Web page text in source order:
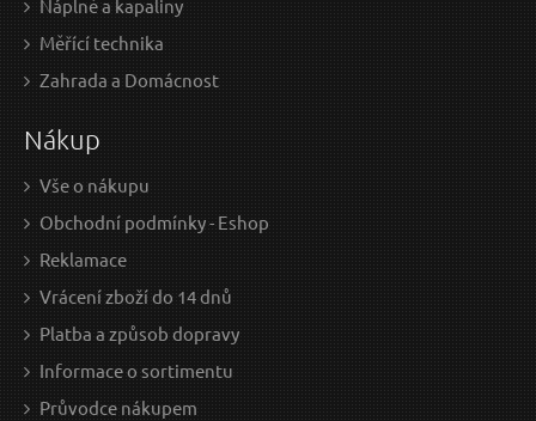
Náplně a kapaliny
Měřící technika
Zahrada a Domácnost
Nákup
Vše o nákupu
Obchodní podmínky - Eshop
Reklamace
Vrácení zboží do 14 dnů
Platba a způsob dopravy
Informace o sortimentu
Průvodce nákupem